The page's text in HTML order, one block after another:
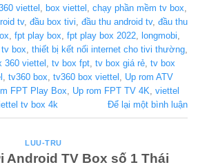
viettel box viettel chạy phần mềm tv box
tv, đầu box tivi đầu thu android tv, đầu thu
fpt play box fpt play box 2022 longmobi
box thiết bị kết nối internet cho tivi thường
360 viettel tv box fpt tv box giá rẻ tv box
tv360 box tv360 box viettel
Up rom ATV
FPT Play Box Up rom FPT TV 4K viettel
tv box 4k Để lại một bình luận
LUU-TRU
Android TV Box số 1 Thái